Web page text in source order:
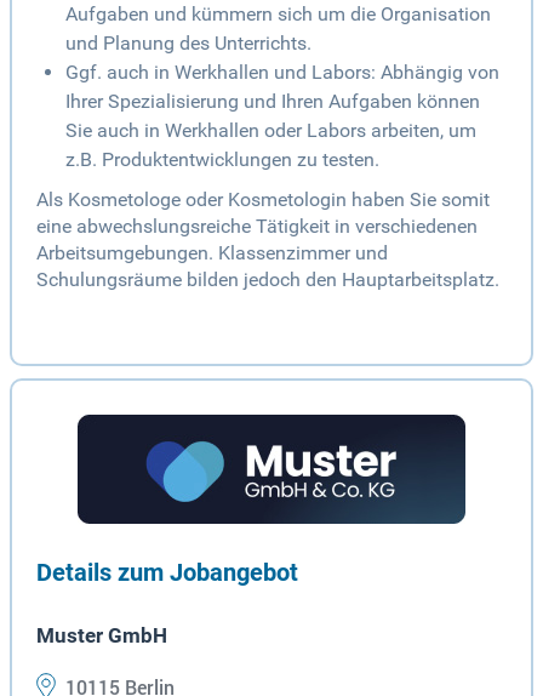
Aufgaben und kümmern sich um die Organisation
und Planung des Unterrichts.
Ggf. auch in Werkhallen und Labors: Abhängig von
Ihrer Spezialisierung und Ihren Aufgaben können
Sie auch in Werkhallen oder Labors arbeiten, um
z.B. Produktentwicklungen zu testen.
Als Kosmetologe oder Kosmetologin haben Sie somit
eine abwechslungsreiche Tätigkeit in verschiedenen
Arbeitsumgebungen. Klassenzimmer und
Schulungsräume bilden jedoch den Hauptarbeitsplatz.
Details zum Jobangebot
Muster GmbH
10115 Berlin